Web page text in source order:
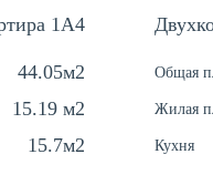
1А4
44.05м2
15.19 м2
15.7м2
Общая
Жилая
Кухня